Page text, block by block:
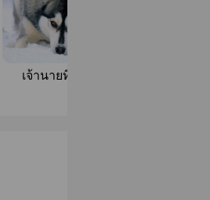
เจ้านายที่รัก